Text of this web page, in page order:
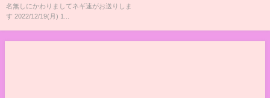
名無しにかわりましてネギ速がお送りしま
す 2022/12/19(月) 1...